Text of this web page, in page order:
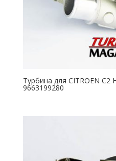
Турбина для CITROEN C2
9663199280